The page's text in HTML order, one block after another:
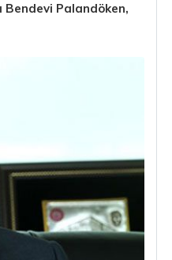
Bendevi Palandöken,